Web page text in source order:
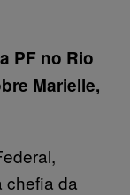
PF no Rio
Marielle,
chefia da